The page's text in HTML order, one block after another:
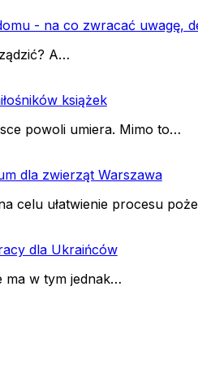
- na co zwracać uwagę,
A…
książek
powoli umiera. Mimo to…
dla zwierząt Warszawa
celu ułatwienie procesu
dla Ukraińców
ma w tym jednak…